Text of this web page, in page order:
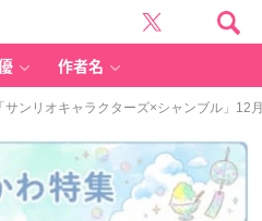
作者名
サンリオキャラクターズ×シャンブル」12